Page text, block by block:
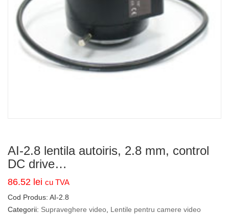
AI-2.8 lentila autoiris, 2.8 mm, control
DC drive…
86.52 lei cu TVA
Cod Produs: AI-2.8
Categorii: Supraveghere video Lentile pentru camere video